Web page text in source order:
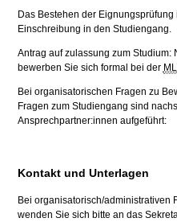
Das Bestehen der
Einschreibung in den Studiengang.
Antrag auf zulassung zum
bewerben Sie sich formal bei der
Bei organisatorischen Fragen zu
Fragen zum Studiengang sind
Ansprechpartner:innen aufgeführt:
Kontakt und Unterlagen
Bei organisatorisch/administrativen
wenden Sie sich bitte an das